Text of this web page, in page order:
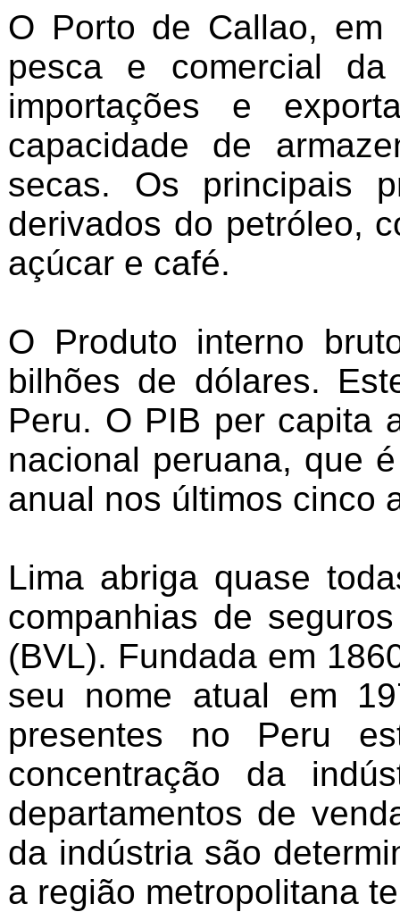
O Porto de Callao,
pesca e comercial
importações e
capacidade de
secas. Os principais
derivados do petróleo,
açúcar e café.
O Produto interno
bilhões de dólares.
Peru. O PIB per capita
nacional peruana, que
anual nos últimos cinco
Lima abriga quase
companhias de
(BVL). Fundada em
seu nome atual em
presentes no Peru
concentração da
departamentos de
da indústria são
a região metropolitana